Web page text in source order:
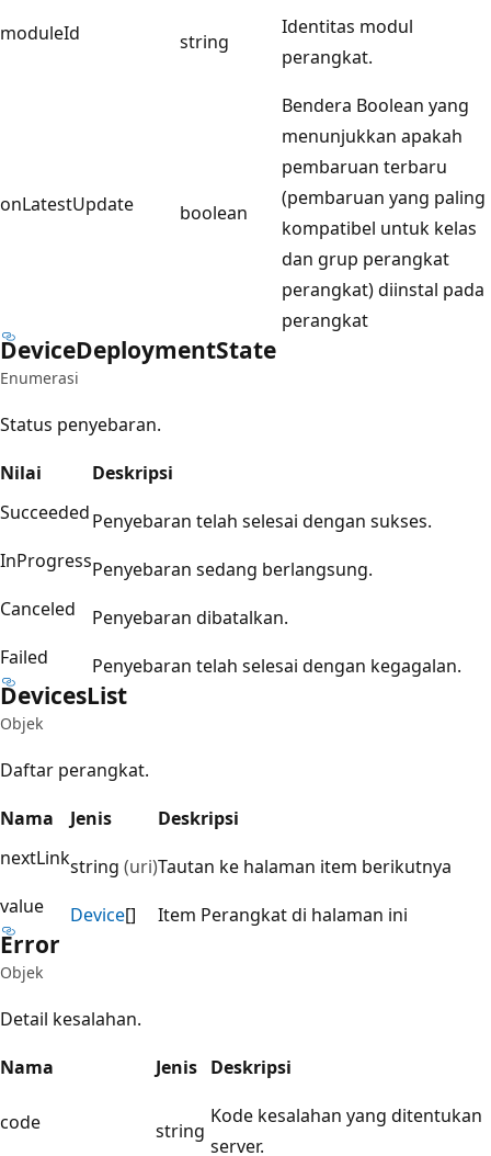
moduleId string
Identitas modul
perangkat.
onLatestUpdate boolean
Bendera Boolean yang
menunjukkan apakah
pembaruan terbaru
(pembaruan yang paling
kompatibel untuk kelas
dan grup perangkat
perangkat) diinstal pada
perangkat
DeviceDeploymentState
Enumerasi
Status penyebaran.
Nilai
Deskripsi
SucceededPenyebaran telah selesai dengan sukses.
InProgressPenyebaran sedang berlangsung.
Canceled
Penyebaran dibatalkan.
Failed
Penyebaran telah selesai dengan kegagalan.
DevicesList
Objek
Daftar perangkat.
Nama
Jenis
Deskripsi
nextLinkstring (uri)Tautan ke halaman item berikutnya
value
Device[] Item Perangkat di halaman ini
Error
Objek
Detail kesalahan.
Nama
Jenis Deskripsi
code string
Kode kesalahan yang ditentukan
server.